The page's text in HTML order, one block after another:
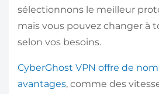
sélectionnons le meilleur
mais vous pouvez changer à
selon vos besoins.
CyberGhost VPN offre de
avantages, comme des